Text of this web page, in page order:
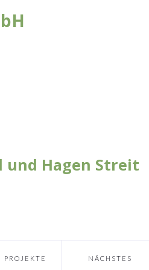
und Hagen Streit
PROJEKTE NÄCHSTES